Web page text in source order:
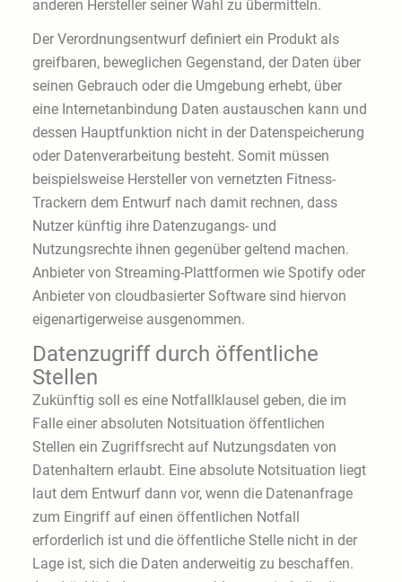
anderen Hersteller seiner Wahl zu übermitteln.
Der Verordnungsentwurf definiert ein Produkt als
greifbaren, beweglichen Gegenstand, der Daten über
seinen Gebrauch oder die Umgebung erhebt, über
eine Internetanbindung Daten austauschen kann und
dessen Hauptfunktion nicht in der Datenspeicherung
oder Datenverarbeitung besteht. Somit müssen
beispielsweise Hersteller von vernetzten Fitness-
Trackern dem Entwurf nach damit rechnen, dass
Nutzer künftig ihre Datenzugangs- und
Nutzungsrechte ihnen gegenüber geltend machen.
Anbieter von Streaming-Plattformen wie Spotify oder
Anbieter von cloudbasierter Software sind hiervon
eigenartigerweise ausgenommen.
Datenzugriff durch öffentliche
Stellen
Zukünftig soll es eine Notfallklausel geben, die im
Falle einer absoluten Notsituation öffentlichen
Stellen ein Zugriffsrecht auf Nutzungsdaten von
Datenhaltern erlaubt. Eine absolute Notsituation liegt
laut dem Entwurf dann vor, wenn die Datenanfrage
zum Eingriff auf einen öffentlichen Notfall
erforderlich ist und die öffentliche Stelle nicht in der
Lage ist, sich die Daten anderweitig zu beschaffen.